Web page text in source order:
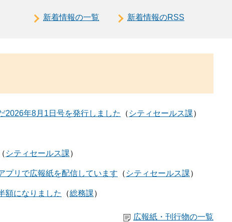
新着情報の一覧 新着情報のRSS
2026年8月1日号を発行しました シティセールス課
シティセールス課
プリで広報紙を配信しています シティセールス課
額になりました 総務課
広報紙・刊行物の一覧